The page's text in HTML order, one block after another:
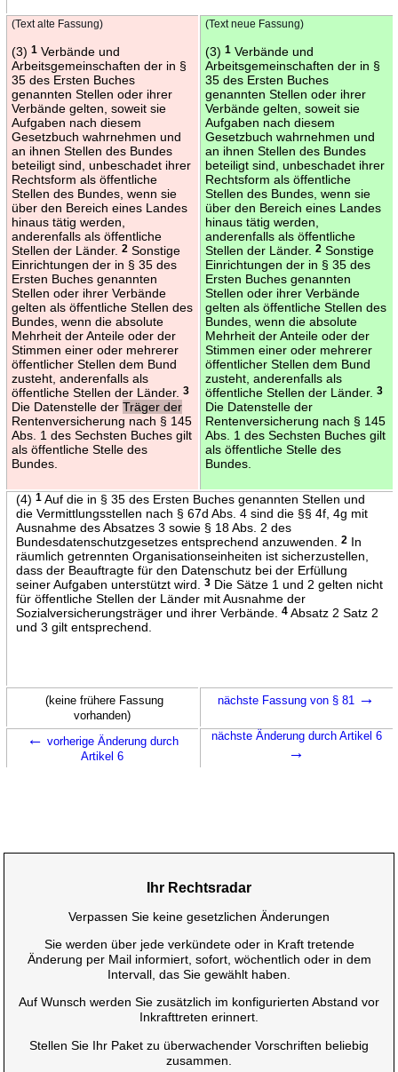
(Text alte Fassung)
(3) 1Verbände und
Arbeitsgemeinschaften der in §
35 des Ersten Buches
genannten Stellen oder ihrer
Verbände gelten, soweit sie
Aufgaben nach diesem
Gesetzbuch wahrnehmen und
an ihnen Stellen des Bundes
beteiligt sind, unbeschadet ihrer
Rechtsform als öffentliche
Stellen des Bundes, wenn sie
über den Bereich eines Landes
hinaus tätig werden,
anderenfalls als öffentliche
Stellen der Länder. 2Sonstige
Einrichtungen der in § 35 des
Ersten Buches genannten
Stellen oder ihrer Verbände
gelten als öffentliche Stellen des
Bundes, wenn die absolute
Mehrheit der Anteile oder der
Stimmen einer oder mehrerer
öffentlicher Stellen dem Bund
zusteht, anderenfalls als
öffentliche Stellen der Länder. 3
Die Datenstelle der Träger der
Rentenversicherung nach § 145
Abs. 1 des Sechsten Buches gilt
als öffentliche Stelle des
Bundes.
(Text neue Fassung)
(3) 1Verbände und
Arbeitsgemeinschaften der in §
35 des Ersten Buches
genannten Stellen oder ihrer
Verbände gelten, soweit sie
Aufgaben nach diesem
Gesetzbuch wahrnehmen und
an ihnen Stellen des Bundes
beteiligt sind, unbeschadet ihrer
Rechtsform als öffentliche
Stellen des Bundes, wenn sie
über den Bereich eines Landes
hinaus tätig werden,
anderenfalls als öffentliche
Stellen der Länder. 2Sonstige
Einrichtungen der in § 35 des
Ersten Buches genannten
Stellen oder ihrer Verbände
gelten als öffentliche Stellen des
Bundes, wenn die absolute
Mehrheit der Anteile oder der
Stimmen einer oder mehrerer
öffentlicher Stellen dem Bund
zusteht, anderenfalls als
öffentliche Stellen der Länder. 3
Die Datenstelle der
Rentenversicherung nach § 145
Abs. 1 des Sechsten Buches gilt
als öffentliche Stelle des
Bundes.
(4) 1Auf die in § 35 des Ersten Buches genannten Stellen und
die Vermittlungsstellen nach § 67d Abs. 4 sind die §§ 4f, 4g mit
Ausnahme des Absatzes 3 sowie § 18 Abs. 2 des
Bundesdatenschutzgesetzes entsprechend anzuwenden.
2In
räumlich getrennten Organisationseinheiten ist sicherzustellen,
dass der Beauftragte für den Datenschutz bei der Erfüllung
seiner Aufgaben unterstützt wird.
3Die Sätze 1 und 2 gelten nicht
für öffentliche Stellen der Länder mit Ausnahme der
Sozialversicherungsträger und ihrer Verbände.
4Absatz 2 Satz 2
und 3 gilt entsprechend.
(keine frühere Fassung
vorhanden)
nächste Fassung von § 81 →
← vorherige Änderung durch
Artikel 6
nächste Änderung durch Artikel 6
→
Ihr Rechtsradar
Verpassen Sie keine gesetzlichen Änderungen
Sie werden über jede verkündete oder in Kraft tretende
Änderung per Mail informiert, sofort, wöchentlich oder in dem
Intervall, das Sie gewählt haben.
Auf Wunsch werden Sie zusätzlich im konfigurierten Abstand vor
Inkrafttreten erinnert.
Stellen Sie Ihr Paket zu überwachender Vorschriften beliebig
zusammen.